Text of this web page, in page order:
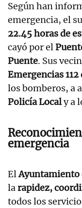
Según han
emergencia, el
22.45 horas de
cayó por el
Puente. Sus
Emergencias
los bomberos, a
Policía Localy a
emergencia
ElAyuntamiento
larapidez,
todos los